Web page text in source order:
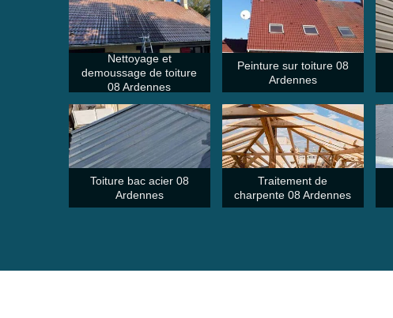
Nettoyage et
demoussage de toiture
08 Ardennes
Peinture sur toiture 08
Ardennes
Toiture bac acier 08
Ardennes
Traitement de
charpente 08 Ardennes